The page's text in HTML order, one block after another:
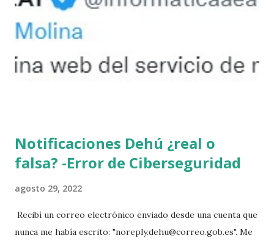
Notificaciones Dehú ¿real o
falsa? -Error de Ciberseguridad
agosto 29, 2022
Recibí un correo electrónico enviado desde una cuenta que
nunca me había escrito: "noreply.dehu@correo.gob.es". Me